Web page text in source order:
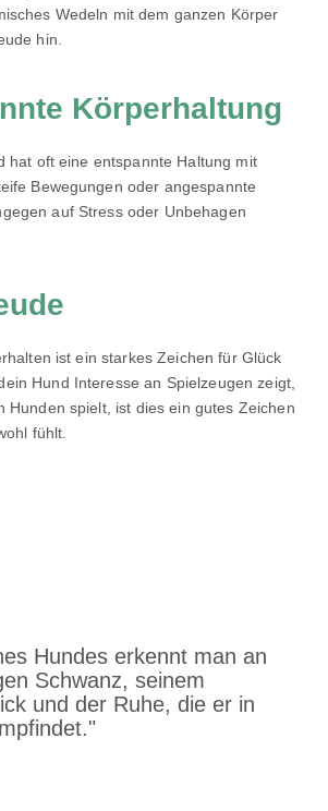
Wedeln mit dem ganzen Körper
hin.
Körperhaltung
hat oft eine entspannte Haltung mit
Bewegungen oder angespannte
auf Stress oder Unbehagen
ist ein starkes Zeichen für Glück
Hund Interesse an Spielzeugen zeigt,
Hunden spielt, ist dies ein gutes Zeichen
fühlt.
Hundes erkennt man an
Schwanz, seinem
und der Ruhe, die er in